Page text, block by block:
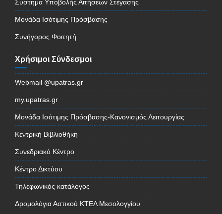
Σύστημα Υποβολής Αιτήσεων Στέγασης
Μονάδα Ισότιμης Πρόσβασης
Συνήγορος Φοιτητή
Χρήσιμοι Σύνδεσμοι
Webmail @upatras.gr
my.upatras.gr
Μονάδα Ισότιμης Πρόσβασης-Κανονισμός Λειτουργίας
Κεντρική Βιβλιοθήκη
Συνεδριακό Κέντρο
Κέντρο Δικτύου
Τηλεφωνικός κατάλογος
Δρομολόγια Αστικού ΚΤΕΛ Μεσολογγίου